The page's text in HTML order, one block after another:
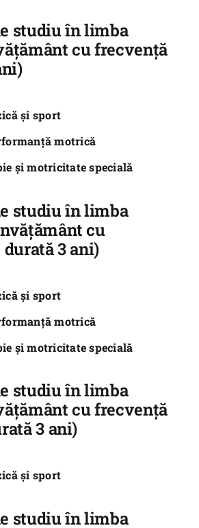
studiu în limba
cu frecvență
și sport
motrică
și motricitate specială
studiu în limba
cu
3 ani)
și sport
motrică
și motricitate specială
studiu în limba
cu frecvență
3 ani)
și sport
studiu în limba